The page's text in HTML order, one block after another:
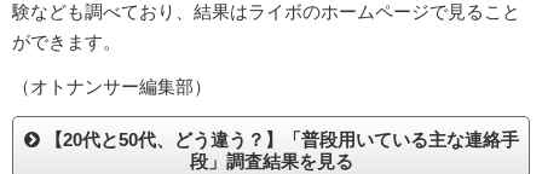
験なども調べており、結果はライボのホームページで見ること
ができます。
（オトナンサー編集部）
【20代と50代、どう違う？】「普段用いている主な連絡手
段」調査結果を見る